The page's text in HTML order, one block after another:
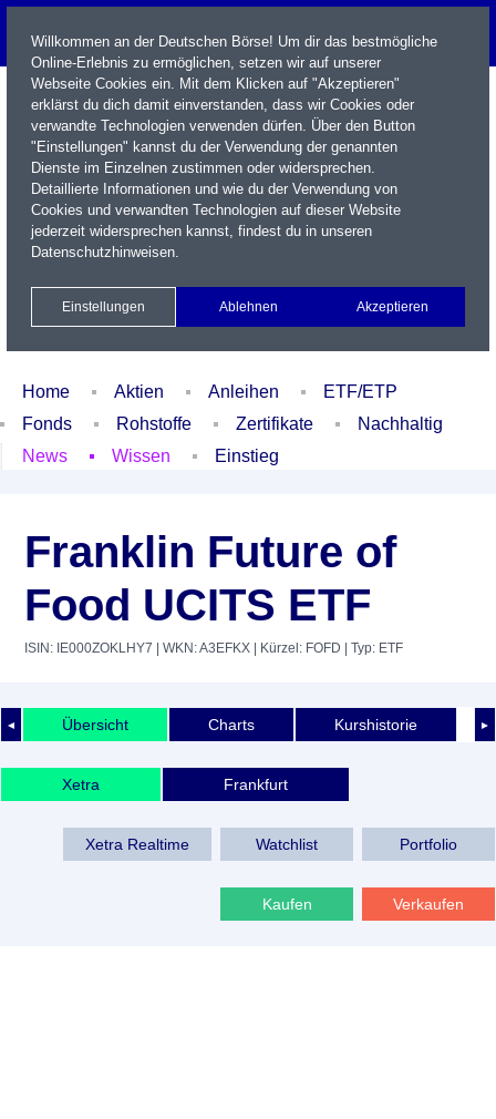
Name / WKN / ISIN / Kürzel
Xetra Realtime
Watchlist Portfolio Login
Home Aktien Anleihen
ETF/ETP
Fonds
Rohstoffe Zertifikate
Nachhaltig
News
Wissen Einstieg
Franklin Future of
Food UCITS ETF
ISIN: IE000ZOKLHY7 | WKN: A3EFKX | Kürzel: FOFD | Typ: ETF
◄ ►
Übersicht Charts Kurshistorie
Xetra Frankfurt
Xetra Realtime Watchlist Portfolio
Kaufen Verkaufen
Willkommen an der Deutschen Börse! Um dir das bestmögliche
Online-Erlebnis zu ermöglichen, setzen wir auf unserer
Webseite Cookies ein. Mit dem Klicken auf "Akzeptieren"
erklärst du dich damit einverstanden, dass wir Cookies oder
verwandte Technologien verwenden dürfen. Über den Button
"Einstellungen" kannst du der Verwendung der genannten
Dienste im Einzelnen zustimmen oder widersprechen.
Detaillierte Informationen und wie du der Verwendung von
Cookies und verwandten Technologien auf dieser Website
jederzeit widersprechen kannst, findest du in unseren
Datenschutzhinweisen.
Einstellungen Ablehnen Akzeptieren